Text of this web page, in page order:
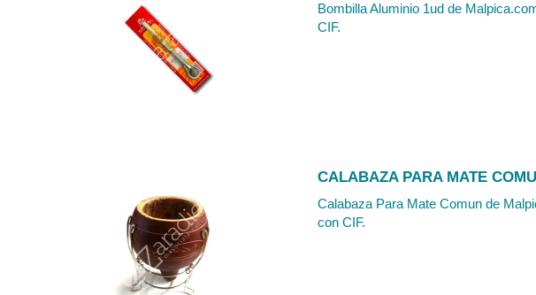
Bombilla Aluminio 1ud de
CIF.
CALABAZA PARA MATE
Calabaza Para Mate Comun de
con CIF.